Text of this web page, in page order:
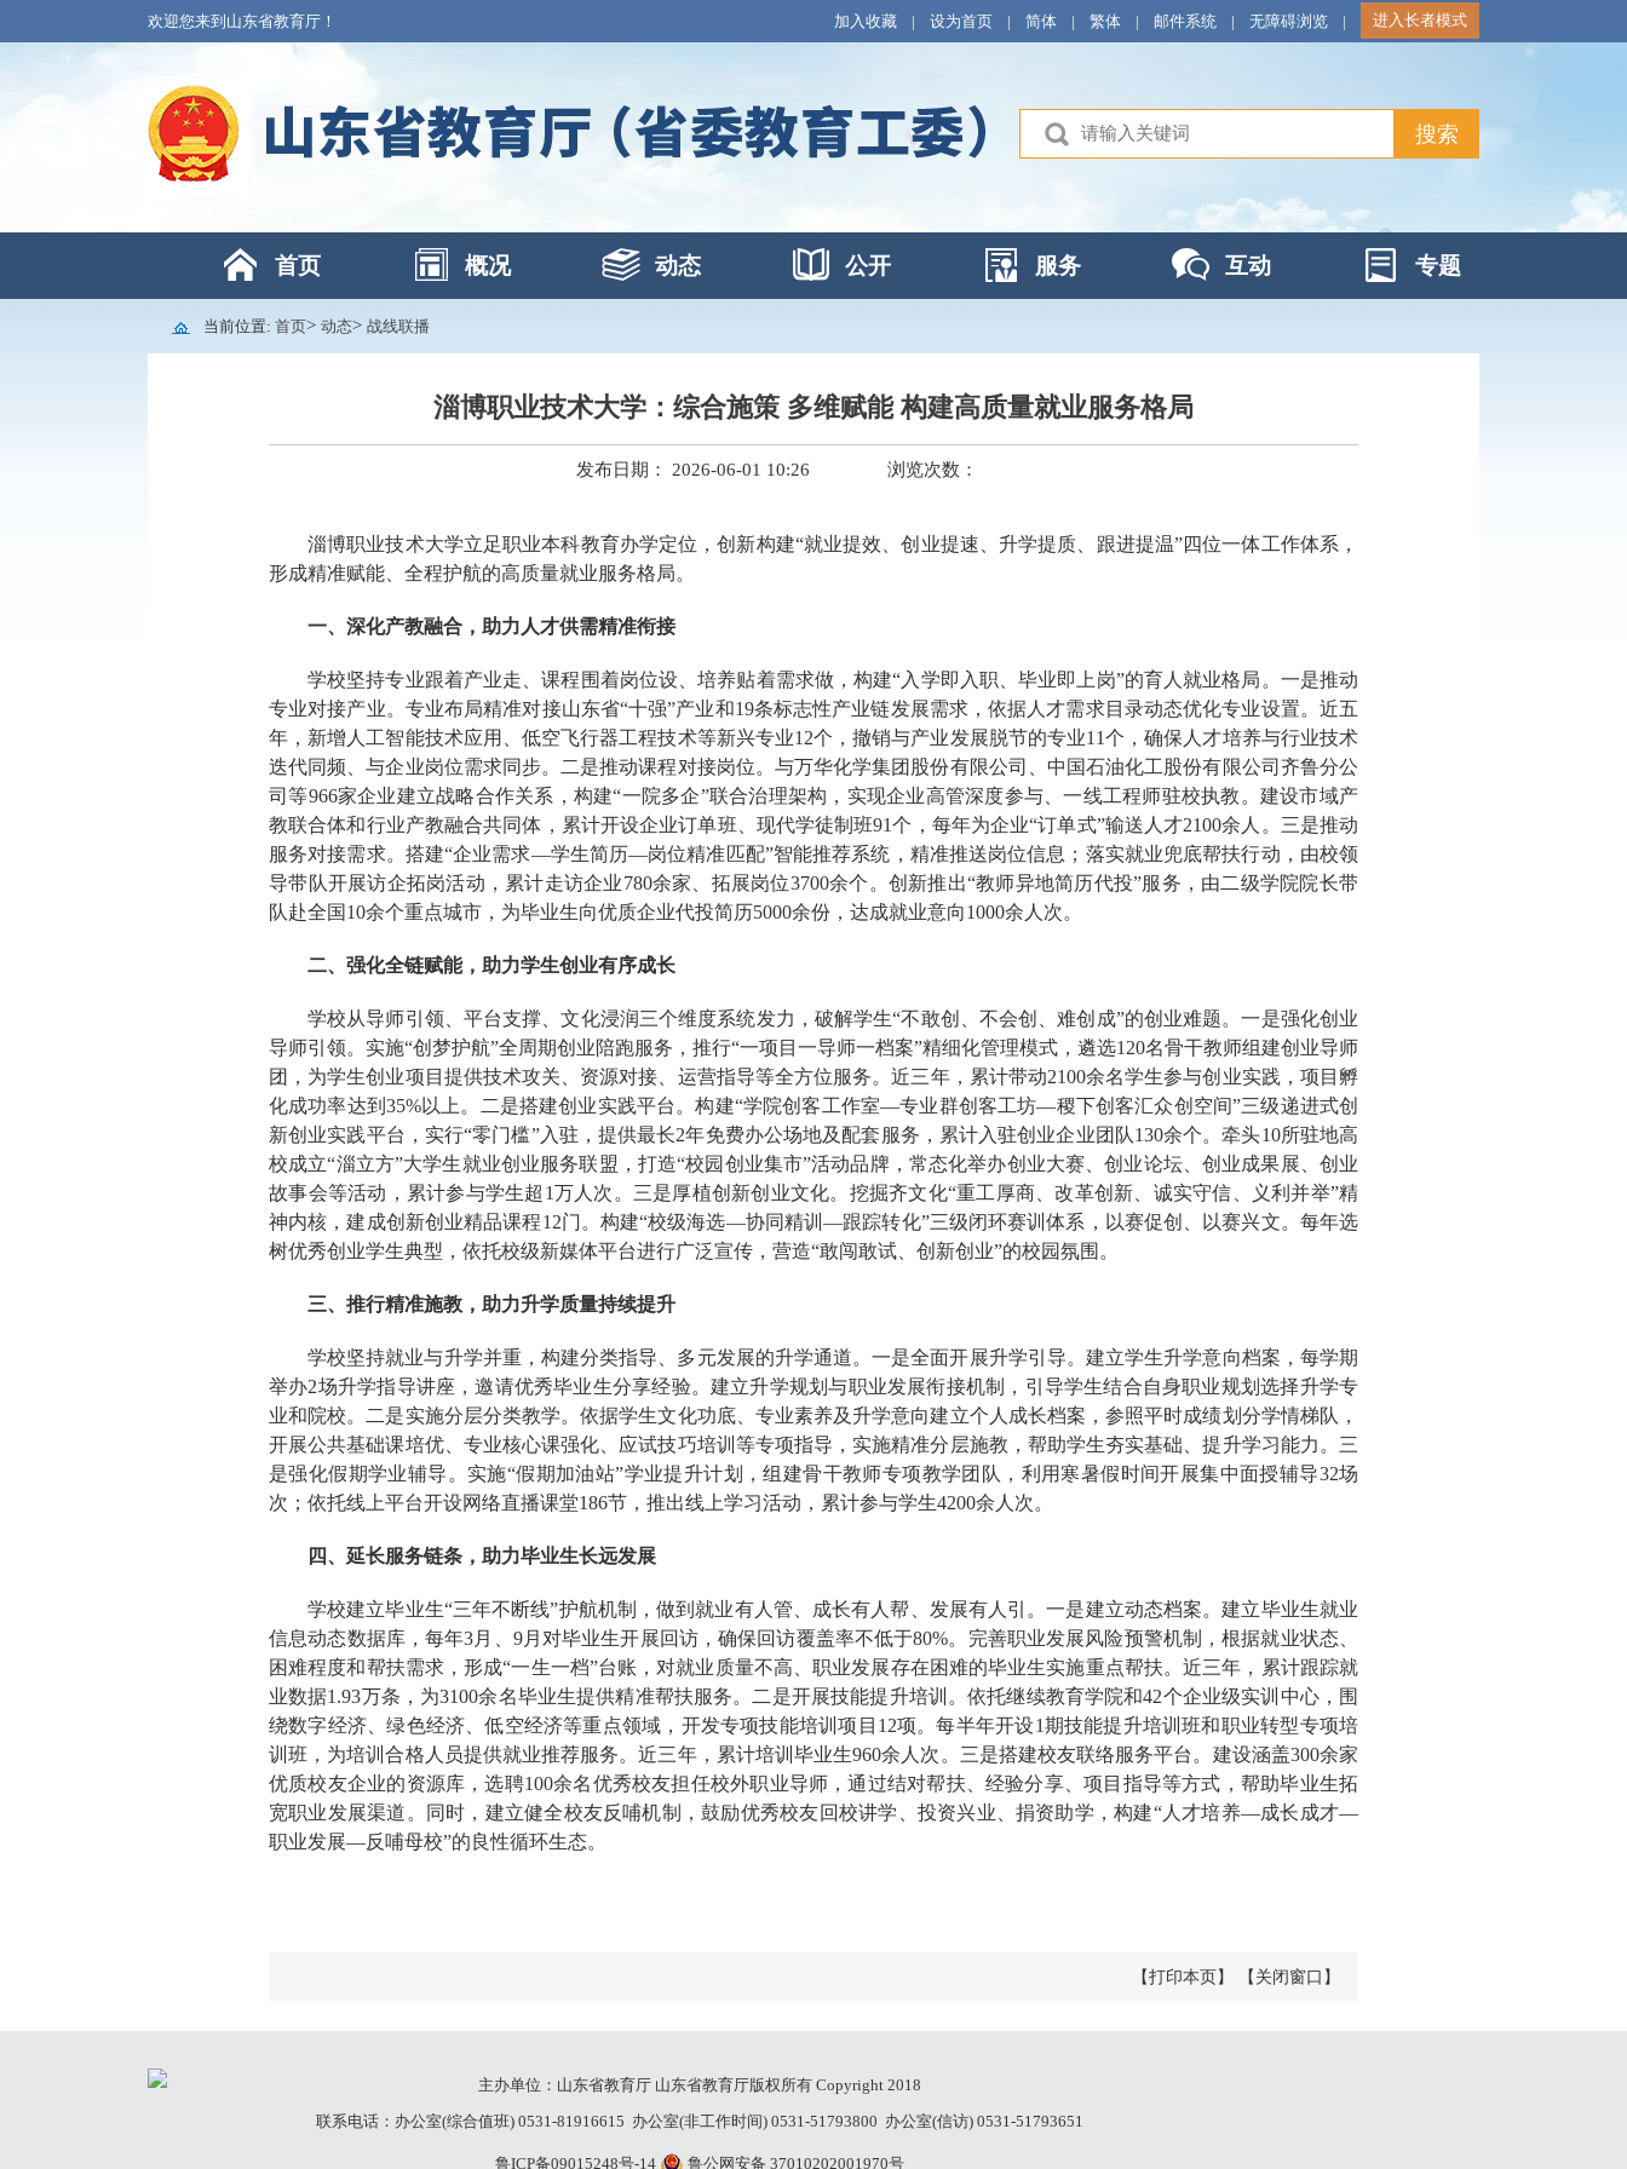
欢迎您来到山东省教育厅！ 加入收藏 | 设为首页 | 简体 | 繁体 | 邮件系统 | 无障碍浏览 | 进入长者模式
首页 概况 动态 公开 服务 互动 专题
当前位置: 首页> 动态> 战线联播
淄博职业技术大学：综合施策 多维赋能 构建高质量就业服务格局
发布日期： 2026-06-01 10:26 浏览次数：
淄博职业技术大学立足职业本科教育办学定位，创新构建“就业提效、创业提速、升学提质、跟进提温”四位一体工作体系，
形成精准赋能、全程护航的高质量就业服务格局。
一、深化产教融合，助力人才供需精准衔接
学校坚持专业跟着产业走、课程围着岗位设、培养贴着需求做，构建“入学即入职、毕业即上岗”的育人就业格局。一是推动
专业对接产业。专业布局精准对接山东省“十强”产业和19条标志性产业链发展需求，依据人才需求目录动态优化专业设置。近五
年，新增人工智能技术应用、低空飞行器工程技术等新兴专业12个，撤销与产业发展脱节的专业11个，确保人才培养与行业技术
迭代同频、与企业岗位需求同步。二是推动课程对接岗位。与万华化学集团股份有限公司、中国石油化工股份有限公司齐鲁分公
司等966家企业建立战略合作关系，构建“一院多企”联合治理架构，实现企业高管深度参与、一线工程师驻校执教。建设市域产
教联合体和行业产教融合共同体，累计开设企业订单班、现代学徒制班91个，每年为企业“订单式”输送人才2100余人。三是推动
服务对接需求。搭建“企业需求—学生简历—岗位精准匹配”智能推荐系统，精准推送岗位信息；落实就业兜底帮扶行动，由校领
导带队开展访企拓岗活动，累计走访企业780余家、拓展岗位3700余个。创新推出“教师异地简历代投”服务，由二级学院院长带
队赴全国10余个重点城市，为毕业生向优质企业代投简历5000余份，达成就业意向1000余人次。
二、强化全链赋能，助力学生创业有序成长
学校从导师引领、平台支撑、文化浸润三个维度系统发力，破解学生“不敢创、不会创、难创成”的创业难题。一是强化创业
导师引领。实施“创梦护航”全周期创业陪跑服务，推行“一项目一导师一档案”精细化管理模式，遴选120名骨干教师组建创业导师
团，为学生创业项目提供技术攻关、资源对接、运营指导等全方位服务。近三年，累计带动2100余名学生参与创业实践，项目孵
化成功率达到35%以上。二是搭建创业实践平台。构建“学院创客工作室—专业群创客工坊—稷下创客汇众创空间”三级递进式创
新创业实践平台，实行“零门槛”入驻，提供最长2年免费办公场地及配套服务，累计入驻创业企业团队130余个。牵头10所驻地高
校成立“淄立方”大学生就业创业服务联盟，打造“校园创业集市”活动品牌，常态化举办创业大赛、创业论坛、创业成果展、创业
故事会等活动，累计参与学生超1万人次。三是厚植创新创业文化。挖掘齐文化“重工厚商、改革创新、诚实守信、义利并举”精
神内核，建成创新创业精品课程12门。构建“校级海选—协同精训—跟踪转化”三级闭环赛训体系，以赛促创、以赛兴文。每年选
树优秀创业学生典型，依托校级新媒体平台进行广泛宣传，营造“敢闯敢试、创新创业”的校园氛围。
三、推行精准施教，助力升学质量持续提升
学校坚持就业与升学并重，构建分类指导、多元发展的升学通道。一是全面开展升学引导。建立学生升学意向档案，每学期
举办2场升学指导讲座，邀请优秀毕业生分享经验。建立升学规划与职业发展衔接机制，引导学生结合自身职业规划选择升学专
业和院校。二是实施分层分类教学。依据学生文化功底、专业素养及升学意向建立个人成长档案，参照平时成绩划分学情梯队，
开展公共基础课培优、专业核心课强化、应试技巧培训等专项指导，实施精准分层施教，帮助学生夯实基础、提升学习能力。三
是强化假期学业辅导。实施“假期加油站”学业提升计划，组建骨干教师专项教学团队，利用寒暑假时间开展集中面授辅导32场
次；依托线上平台开设网络直播课堂186节，推出线上学习活动，累计参与学生4200余人次。
四、延长服务链条，助力毕业生长远发展
学校建立毕业生“三年不断线”护航机制，做到就业有人管、成长有人帮、发展有人引。一是建立动态档案。建立毕业生就业
信息动态数据库，每年3月、9月对毕业生开展回访，确保回访覆盖率不低于80%。完善职业发展风险预警机制，根据就业状态、
困难程度和帮扶需求，形成“一生一档”台账，对就业质量不高、职业发展存在困难的毕业生实施重点帮扶。近三年，累计跟踪就
业数据1.93万条，为3100余名毕业生提供精准帮扶服务。二是开展技能提升培训。依托继续教育学院和42个企业级实训中心，围
绕数字经济、绿色经济、低空经济等重点领域，开发专项技能培训项目12项。每半年开设1期技能提升培训班和职业转型专项培
训班，为培训合格人员提供就业推荐服务。近三年，累计培训毕业生960余人次。三是搭建校友联络服务平台。建设涵盖300余家
优质校友企业的资源库，选聘100余名优秀校友担任校外职业导师，通过结对帮扶、经验分享、项目指导等方式，帮助毕业生拓
宽职业发展渠道。同时，建立健全校友反哺机制，鼓励优秀校友回校讲学、投资兴业、捐资助学，构建“人才培养—成长成才—
职业发展—反哺母校”的良性循环生态。
【打印本页】 【关闭窗口】
主办单位：山东省教育厅 山东省教育厅版权所有 Copyright 2018
联系电话：办公室(综合值班) 0531-81916615 办公室(非工作时间) 0531-51793800 办公室(信访) 0531-51793651
鲁ICP备09015248号-14 鲁公网安备 37010202001970号